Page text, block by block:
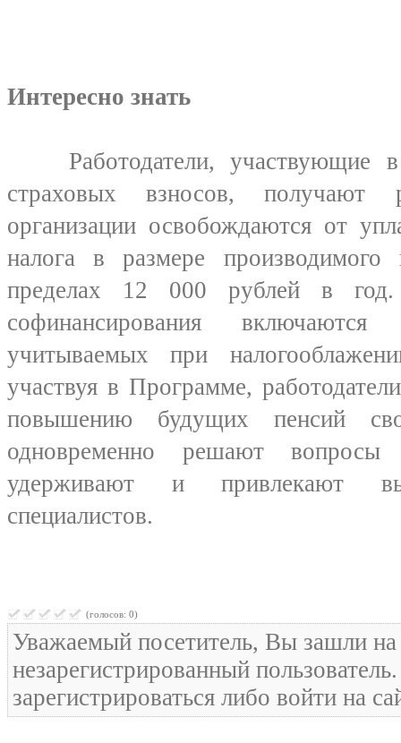
Интересно знать
Работодатели, участвующие в
страховых взносов, получают
организации освобождаются от
налога в размере
пределах 12 000 рублей в
софинансирования
учитываемых при
участвуя в Программе,
повышению будущих пенсий
одновременно решают
удерживают и привлекают
специалистов.
(голосов: 0)
Уважаемый посетитель, Вы зашли на
незарегистрированный
зарегистрироваться либо войти на